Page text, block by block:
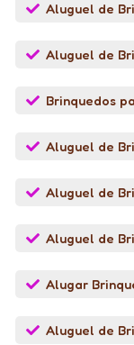
Aluguel de
Aluguel de
Brinquedos
Aluguel de
Aluguel de
Aluguel de
Alugar
Aluguel de